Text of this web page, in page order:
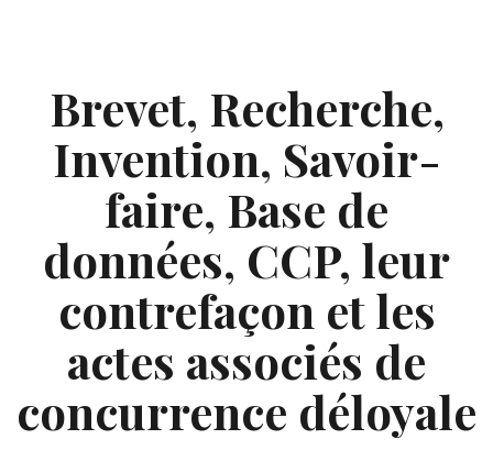
Brevet, Recherche,
Invention, Savoir-
faire, Base de
données, CCP, leur
contrefaçon et les
actes associés de
concurrence déloyale